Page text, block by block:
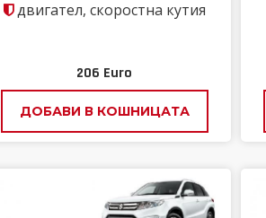
двигател, скоростна кутия
206 Euro
ДОБАВИ В КОШНИЦАТА